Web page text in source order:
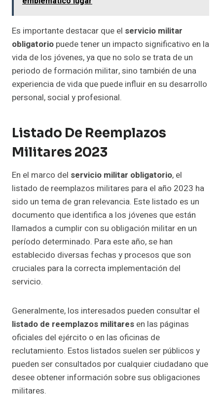
Es importante destacar que el servicio militar
obligatorio puede tener un impacto significativo en la
vida de los jóvenes, ya que no solo se trata de un
periodo de formación militar, sino también de una
experiencia de vida que puede influir en su desarrollo
personal, social y profesional.
Listado De Reemplazos
Militares 2023
En el marco del servicio militar obligatorio, el
listado de reemplazos militares para el año 2023 ha
sido un tema de gran relevancia. Este listado es un
documento que identifica a los jóvenes que están
llamados a cumplir con su obligación militar en un
período determinado. Para este año, se han
establecido diversas fechas y procesos que son
cruciales para la correcta implementación del
servicio.
Generalmente, los interesados pueden consultar el
listado de reemplazos militares en las páginas
oficiales del ejército o en las oficinas de
reclutamiento. Estos listados suelen ser públicos y
pueden ser consultados por cualquier ciudadano que
desee obtener información sobre sus obligaciones
militares.